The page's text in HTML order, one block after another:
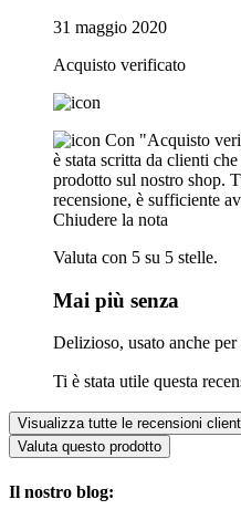
31 maggio 2020
Acquisto verificato
Con "Acquisto
è stata scritta da clienti
prodotto sul nostro shop.
recensione, è sufficiente
Chiudere la nota
Valuta con 5 su 5 stelle.
Mai più senza
Delizioso, usato anche
Ti è stata utile questa
Visualizza tutte le recensioni
Valuta questo prodotto
Il nostro blog: